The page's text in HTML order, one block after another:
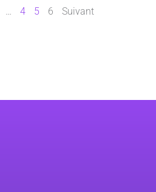
… 4 5 6 Suivant